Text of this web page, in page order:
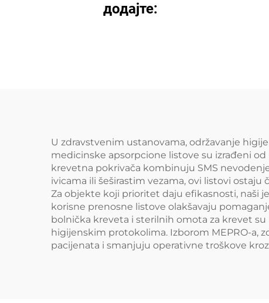
додајте:
U zdravstvenim ustanovama, održavanje
medicinske apsorpcione listove su izrađeni
krevetna pokrivača kombinuju SMS
ivicama ili šeširastim vezama, ovi listovi
Za objekte koji prioritet daju efikasnosti, naši
korisne prenosne listove olakšavaju
bolnička kreveta i sterilnih omota za krevet
higijenskim protokolima. Izborom MEPRO-a,
pacijenata i smanjuju operativne troškove